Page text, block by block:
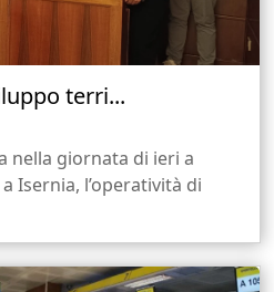
terri...
nella giornata di ieri a
Isernia, l’operatività di